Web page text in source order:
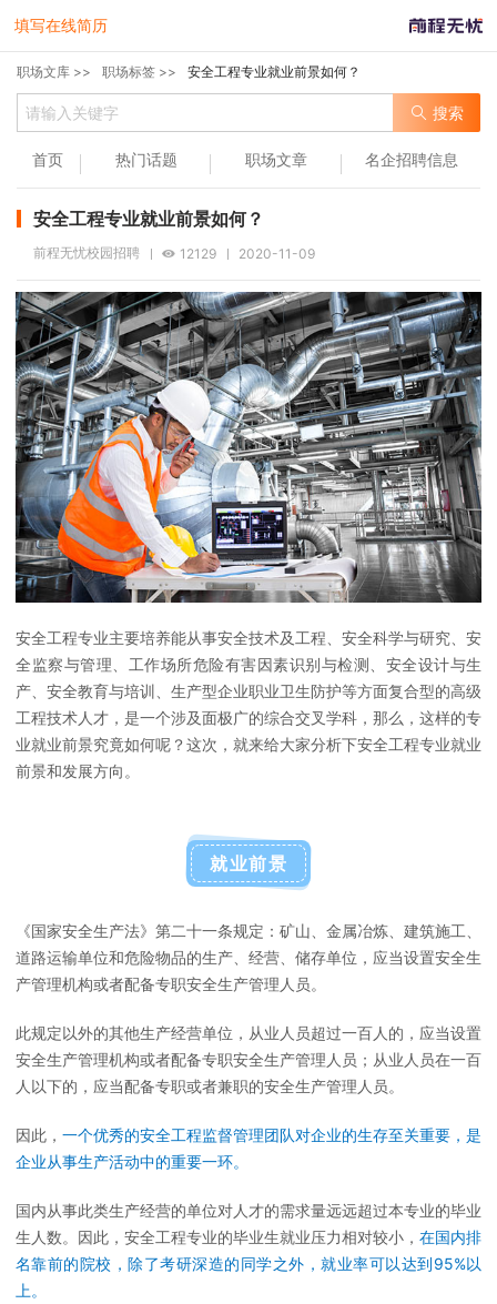
填写在线简历
职场文库 >> 职场标签 >> 安全工程专业就业前景如何？
搜索
首页 热门话题 职场文章 名企招聘信息
安全工程专业就业前景如何？
前程无忧校园招聘 12129 2020-11-09
安全工程专业主要培养能从事安全技术及工程、安全科学与研究、安
全监察与管理、工作场所危险有害因素识别与检测、安全设计与生
产、安全教育与培训、生产型企业职业卫生防护等方面复合型的高级
工程技术人才，是一个涉及面极广的综合交叉学科，那么，这样的专
业就业前景究竟如何呢？这次，就来给大家分析下安全工程专业就业
前景和发展方向。
就业前景
《国家安全生产法》第二十一条规定：矿山、金属冶炼、建筑施工、
道路运输单位和危险物品的生产、经营、储存单位，应当设置安全生
产管理机构或者配备专职安全生产管理人员。
此规定以外的其他生产经营单位，从业人员超过一百人的，应当设置
安全生产管理机构或者配备专职安全生产管理人员；从业人员在一百
人以下的，应当配备专职或者兼职的安全生产管理人员。
因此， 一个优秀的安全工程监督管理团队对企业的生存至关重要，是
企业从事生产活动中的重要一环。
国内从事此类生产经营的单位对人才的需求量远远超过本专业的毕业
生人数。因此，安全工程专业的毕业生就业压力相对较小， 在国内排
名靠前的院校，除了考研深造的同学之外，就业率可以达到95%以
上。